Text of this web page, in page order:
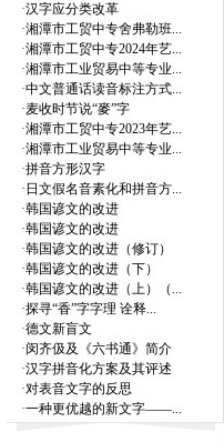
·汉字应分类改革
·湘潭市工贸中专舍弗勒班...
·湘潭市工贸中专2024年艺...
·湘潭市工业贸易中等专业...
·中文普通话读音标注方式...
·麦收时节说“麥”字
·湘潭市工贸中专2023年艺...
·湘潭市工业贸易中等专业...
·拼音方形汉字
· 日文假名音素化和拼音方...
·韩国谚文的改进
·韩国谚文的改进
·韩国谚文的改进（修订）
·韩国谚文的改进（下）
·韩国谚文的改进（上）（...
·探寻“香”字字理 诠释...
·德文新盲文
·闵齐伋及《六书通》简介
·汉字拼音化方案及其评述
·对表音文字的反思
·一种更优越的新文字——...